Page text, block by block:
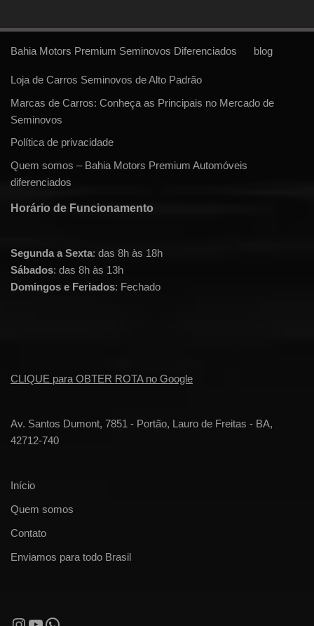
Bahia Motors Premium Seminovos Diferenciados blog
Loja de Carros Seminovos de Alto Padrão
Marcas de Carros: Conheça as Principais no Mercado de
Seminovos
Política de privacidade
Quem somos – Bahia Motors Premium Automóveis
diferenciados
Horário de Funcionamento
Segunda a Sexta: das 8h às 18h
Sábados: das 8h às 13h
Domingos e Feriados: Fechado
CLIQUE para OBTER ROTA no Google
Av. Santos Dumont, 7851 - Portão, Lauro de Freitas - BA,
42712-740
Início
Quem somos
Contato
Enviamos para todo Brasil